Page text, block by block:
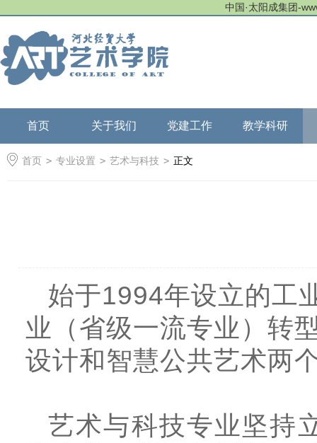
中国·太阳成集团-
首页 关于我们 党建工作 教学科研
首页 > 专业设置 > 艺术与科技 > 正文
始于1994年设立的工
业（省级一流专业）转
设计和智慧公共艺术两
艺术与科技专业坚持